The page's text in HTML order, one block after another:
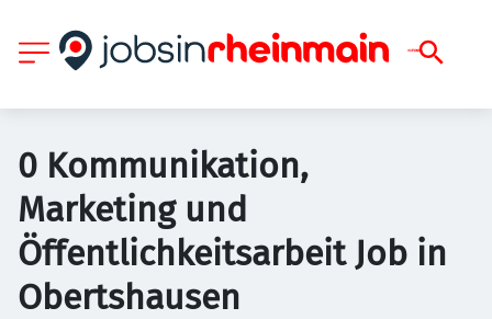
0 Kommunikation,
Marketing und
Öffentlichkeitsarbeit Job in
Obertshausen